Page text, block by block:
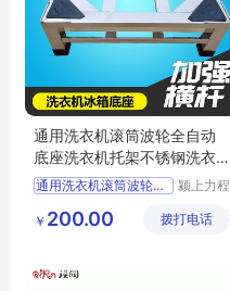
通用洗衣机滚筒波轮全自动
底座洗衣机托架不锈钢洗衣
机架冰箱支架
通用洗衣机滚筒波轮全自动
颍上力程
有限公司
￥ 200.00 拨打电话